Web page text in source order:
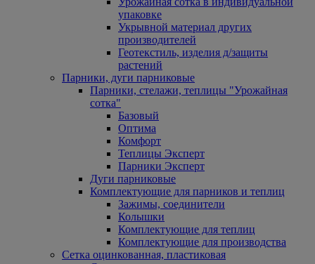
упаковке
Укрывной материал других
производителей
Геотекстиль, изделия д/защиты
растений
Парники, дуги парниковые
Парники, стелажи, теплицы "Урожайная
сотка"
Базовый
Оптима
Комфорт
Теплицы Эксперт
Парники Эксперт
Дуги парниковые
Комплектующие для парников и теплиц
Зажимы, соединители
Колышки
Комплектующие для теплиц
Комплектующие для производства
Сетка оцинкованная, пластиковая